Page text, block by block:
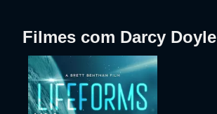
Filmes com Darcy Doyle